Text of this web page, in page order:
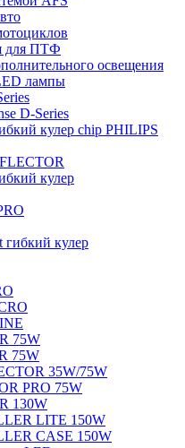
для ПТФ
освещения
лампы
D-Series
кулер сhip PHILIPS
кулер
гибкий кулер
75W
75W
35W/75W
PRO 75W
130W
LITE 150W
CASE 150W